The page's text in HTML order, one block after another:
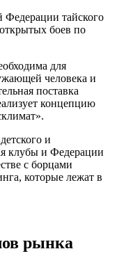
Федерации тайского
боев по
для
человека и
поставка
концепцию
и
клубы и Федерации
с борцами
которые лежат в
рынка